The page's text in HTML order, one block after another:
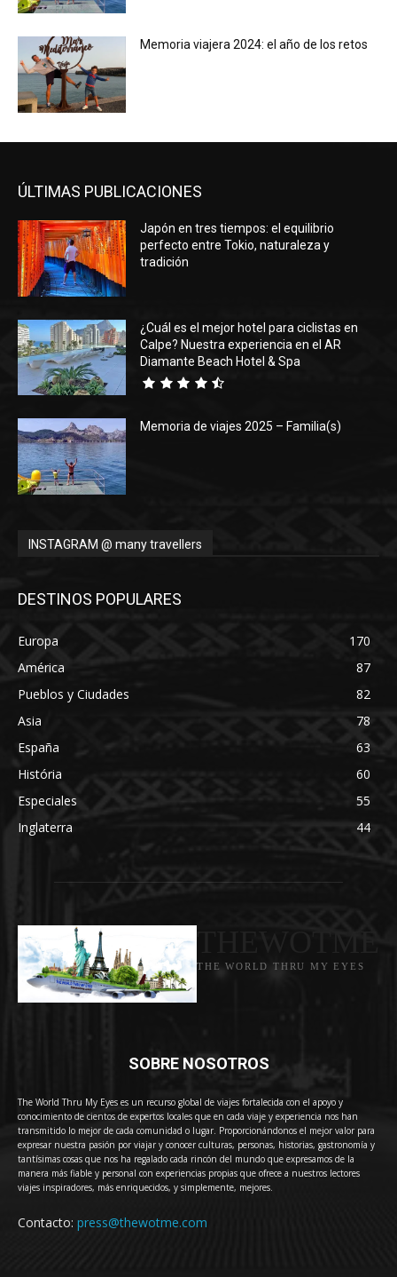
Memoria viajera 2024: el año de los retos
ÚLTIMAS PUBLICACIONES
Japón en tres tiempos: el equilibrio
perfecto entre Tokio, naturaleza y
tradición
¿Cuál es el mejor hotel para ciclistas en
Calpe? Nuestra experiencia en el AR
Diamante Beach Hotel & Spa
Memoria de viajes 2025 – Familia(s)
INSTAGRAM @ many travellers
DESTINOS POPULARES
Europa
170
América
87
Pueblos y Ciudades
82
Asia
78
España
63
História
60
Especiales
55
Inglaterra
44
THE WORLD THRU MY EYES
SOBRE NOSOTROS
The World Thru My Eyes es un recurso global de viajes fortalecida con el apoyo y
conocimiento de cientos de expertos locales que en cada viaje y experiencia nos han
transmitido lo mejor de cada comunidad o lugar. Proporcionándonos el mejor valor para
expresar nuestra pasión por viajar y conocer culturas, personas, historias, gastronomía y
tantísimas cosas que nos ha regalado cada rincón del mundo que expresamos de la
manera más fiable y personal con experiencias propias que ofrece a nuestros lectores
viajes inspiradores, más enriquecidos, y simplemente, mejores.
Contacto: press@thewotme.com